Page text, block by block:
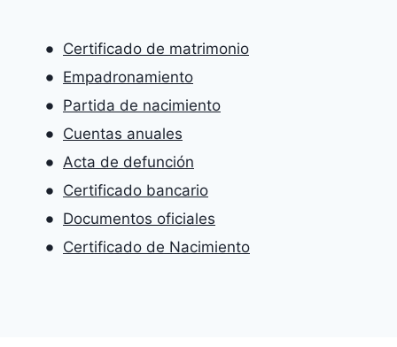
Certificado de matrimonio
Empadronamiento
Partida de nacimiento
Cuentas anuales
Acta de defunción
Certificado bancario
Documentos oficiales
Certificado de Nacimiento